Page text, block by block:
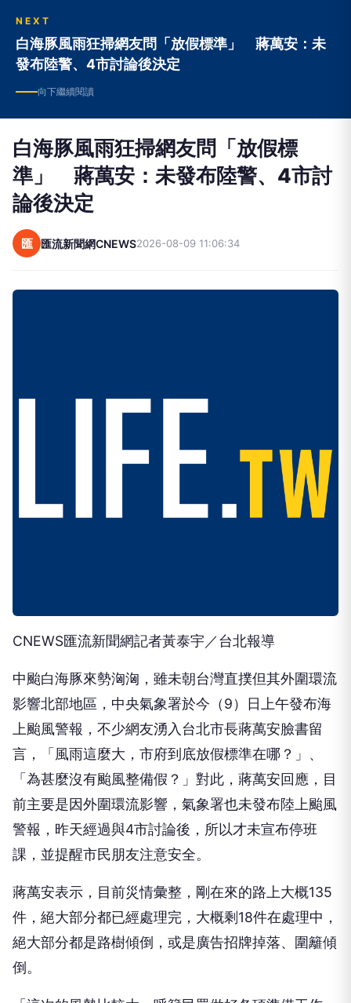
NEXT
白海豚風雨狂掃網友問「放假標準」 蔣萬安：未
發布陸警、4市討論後決定
向下繼續閱讀
白海豚風雨狂掃網友問「放假標
準」 蔣萬安：未發布陸警、4市討
論後決定
匯 匯流新聞網CNEWS2026-08-09 11:06:34
CNEWS匯流新聞網記者黃泰宇／台北報導
中颱白海豚來勢洶洶，雖未朝台灣直撲但其外圍環流
影響北部地區，中央氣象署於今（9）日上午發布海
上颱風警報，不少網友湧入台北市長蔣萬安臉書留
言，「風雨這麼大，市府到底放假標準在哪？」、
「為甚麼沒有颱風整備假？」對此，蔣萬安回應，目
前主要是因外圍環流影響，氣象署也未發布陸上颱風
警報，昨天經過與4市討論後，所以才未宣布停班
課，並提醒市民朋友注意安全。
蔣萬安表示，目前災情彙整，剛在來的路上大概135
件，絕大部分都已經處理完，大概剩18件在處理中，
絕大部分都是路樹傾倒，或是廣告招牌掉落、圍籬傾
倒。